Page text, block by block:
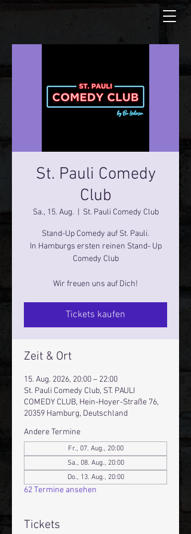
St. Pauli Comedy
Club
Sa., 15. Aug. St. Pauli Comedy Club
Stand-Up Comedy auf St. Pauli.
In Hamburgs ersten reinen Stand- Up
Comedy Club
Wir freuen uns auf Dich!
Tickets kaufen
Zeit & Ort
15. Aug. 2026, 20:00 – 22:00
St. Pauli Comedy Club, ST. PAULI
COMEDY CLUB, Hein-Hoyer-Straße 76,
20359 Hamburg, Deutschland
Andere Termine
Fr., 07. Aug., 20:00
Sa., 08. Aug., 20:00
Do., 13. Aug., 20:00
62 Termine ansehen
Tickets